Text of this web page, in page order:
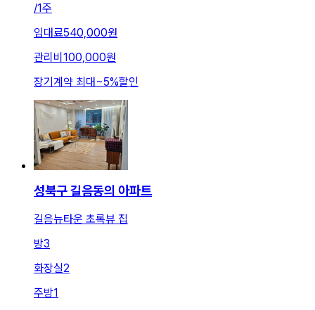
/1주
임대료540,000원
관리비 100,000원
장기계약 최대~5%할인
성북구 길음동의 아파트
길음뉴타운 초록뷰 집
방3
화장실2
주방1